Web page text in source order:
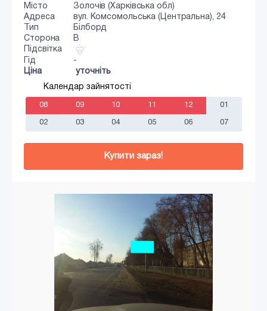
Місто
Золочів (Харківська обл)
Адреса
вул. Комсомольська (Центральна), 24
Тип
Білборд
Сторона
B
Підсвітка
Гід
-
Ціна
уточніть
Календар зайнятості
08 09 10 11 12 01
02 03 04 05 06 07
Купити зараз!